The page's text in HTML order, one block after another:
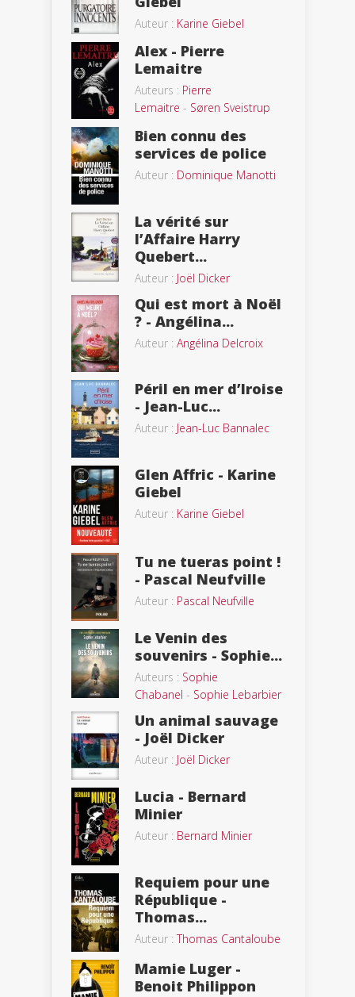
Auteur : Karine Giebel
Alex - Pierre
Lemaitre
Auteurs : Pierre
Lemaitre - Søren Sveistrup
Bien connu des
services de police
Auteur : Dominique Manotti
La vérité sur
l’Affaire Harry
Quebert...
Auteur : Joël Dicker
Qui est mort à Noël
? - Angélina...
Auteur : Angélina Delcroix
Péril en mer d’Iroise
- Jean-Luc...
Auteur : Jean-Luc Bannalec
Glen Affric - Karine
Giebel
Auteur : Karine Giebel
Tu ne tueras point !
- Pascal Neufville
Auteur : Pascal Neufville
Le Venin des
souvenirs - Sophie...
Auteurs : Sophie
Chabanel - Sophie Lebarbier
Un animal sauvage
- Joël Dicker
Auteur : Joël Dicker
Lucia - Bernard
Minier
Auteur : Bernard Minier
Requiem pour une
République -
Thomas...
Auteur :Thomas Cantaloube
Mamie Luger -
Benoit Philippon